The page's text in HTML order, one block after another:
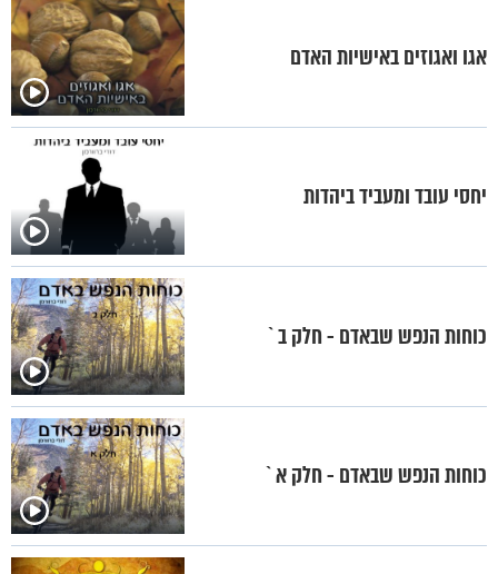
אגו ואגוזים באישיות האדם
יחסי עובד ומעביד ביהדות
כוחות הנפש שבאדם - חלק ב`
כוחות הנפש שבאדם - חלק א`